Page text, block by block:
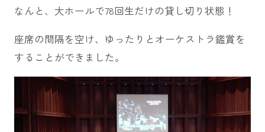
なんと、大ホールで78回生だけの貸し切り状態！
座席の間隔を空け、ゆったりとオーケストラ鑑賞を
することができました。